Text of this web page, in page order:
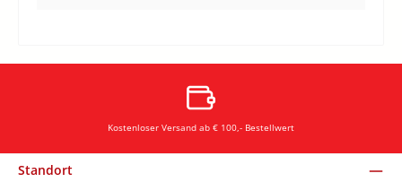
Kostenloser Versand ab € 100,- Bestellwert
Standort